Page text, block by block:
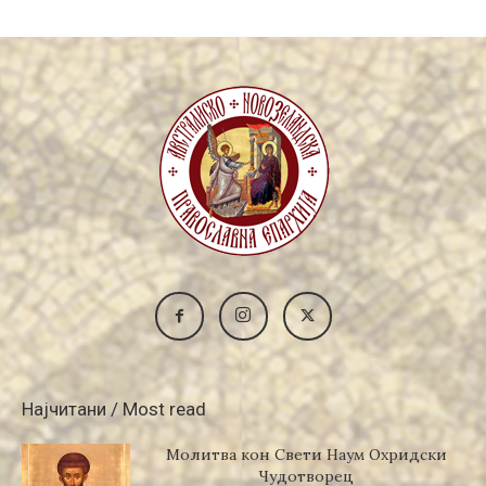
Најчитани / Most read
Молитва кон Свети Наум Охридски
Чудотворец